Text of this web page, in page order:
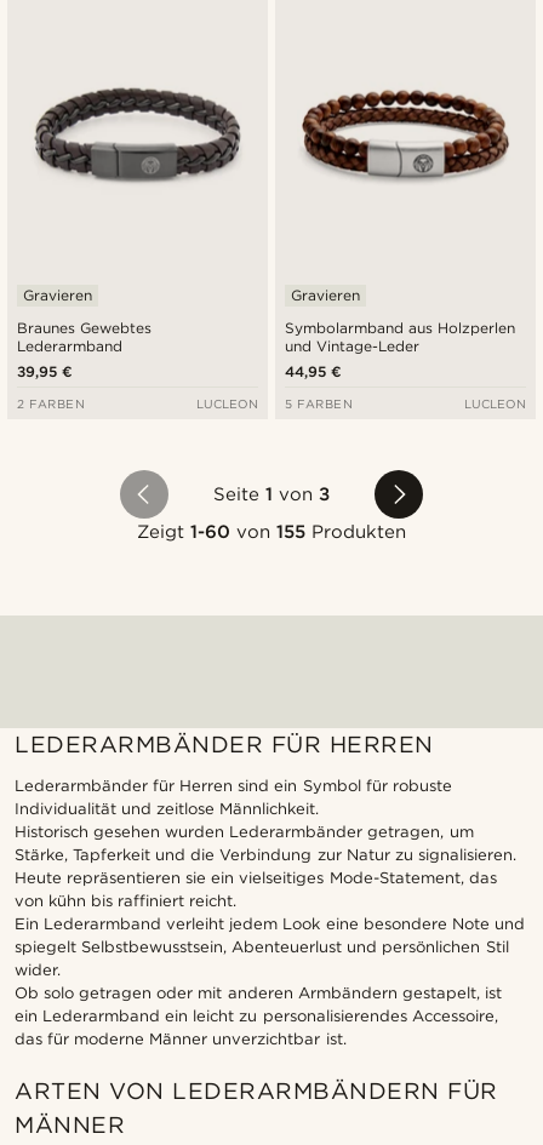
Braunes Gewebtes
Lederarmband
Gravieren
39,95 €
2 FARBEN LUCLEON
Symbolarmband aus Holzperlen
und Vintage-Leder
Gravieren
44,95 €
5 FARBEN LUCLEON
Seite 1 von3
Zeigt 1-60 von155 Produkten
LEDERARMBÄNDER FÜR HERREN
Lederarmbänder für Herren sind ein Symbol für robuste
Individualität und zeitlose Männlichkeit.
Historisch gesehen wurden Lederarmbänder getragen, um
Stärke, Tapferkeit und die Verbindung zur Natur zu signalisieren.
Heute repräsentieren sie ein vielseitiges Mode-Statement, das
von kühn bis raffiniert reicht.
Ein Lederarmband verleiht jedem Look eine besondere Note und
spiegelt Selbstbewusstsein, Abenteuerlust und persönlichen Stil
wider.
Ob solo getragen oder mit anderen Armbändern gestapelt, ist
ein Lederarmband ein leicht zu personalisierendes Accessoire,
das für moderne Männer unverzichtbar ist.
ARTEN VON LEDERARMBÄNDERN FÜR
MÄNNER